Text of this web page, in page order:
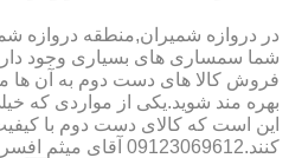
در دروازه شمیران,منطقه دروازه
شما سمساری های بسیاری وجود
فروش کالا های دست دوم به آن ها
بهره مند شوید.یکی از مواردی که
این است که کالای دست دوم با
کنند.09123069612 آقای میثم افسری